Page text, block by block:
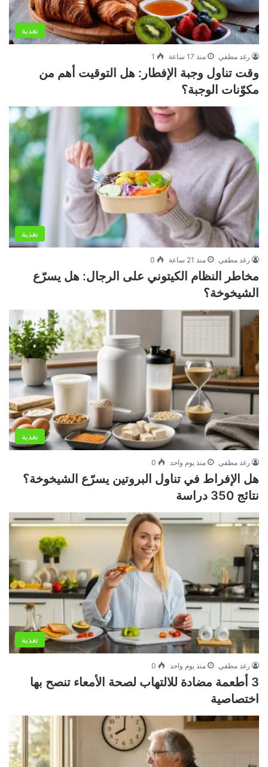
تغذية
رغد مطفي منذ 17 ساعة 1
وقت تناول وجبة الإفطار: هل التوقيت أهم من
مكوّنات الوجبة؟
تغذية
رغد مطفي منذ 21 ساعة 0
مخاطر النظام الكيتوني على الرجال: هل يسرّع
الشيخوخة؟
تغذية
رغد مطفي منذ يوم واحد 0
هل الإفراط في تناول البروتين يسرّع الشيخوخة؟
نتائج 350 دراسة
تغذية
رغد مطفي منذ يوم واحد 0
3 أطعمة مضادة للالتهاب لصحة الأمعاء تنصح بها
اختصاصية